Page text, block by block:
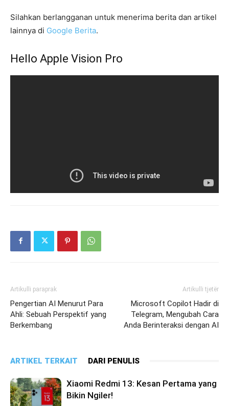
Silahkan berlangganan untuk menerima berita dan artikel
lainnya di Google Berita.
Hello Apple Vision Pro
Artikulli paraprak
Pengertian AI Menurut Para
Ahli: Sebuah Perspektif yang
Berkembang
Artikulli tjetër
Microsoft Copilot Hadir di
Telegram, Mengubah Cara
Anda Berinteraksi dengan AI
ARTIKEL TERKAIT DARI PENULIS
Xiaomi Redmi 13: Kesan Pertama yang
Bikin Ngiler!